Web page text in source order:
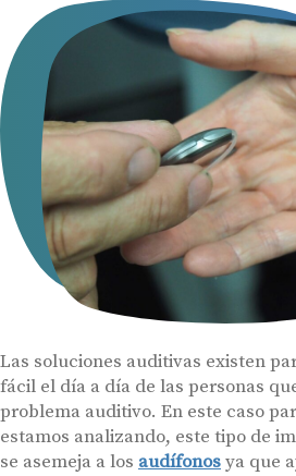
Las soluciones auditivas existen
fácil el día a día de las personas
problema auditivo. En este caso
estamos analizando, este tipo de
se asemeja a los audífonosya que